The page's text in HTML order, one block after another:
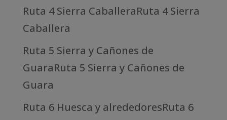
Ruta 4 Sierra CaballeraRuta 4 Sierra
Caballera
Ruta 5 Sierra y Cañones de
GuaraRuta 5 Sierra y Cañones de
Guara
Ruta 6 Huesca y alrededoresRuta 6